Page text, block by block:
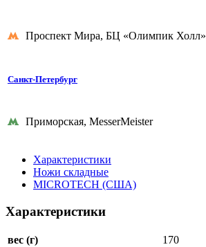
Проспект Мира, БЦ «Олимпик Холл»
Санкт-Петербург
Приморская, MesserMeister
Характеристики
Ножи складные
MICROTECH (США)
Характеристики
вес (г)
170